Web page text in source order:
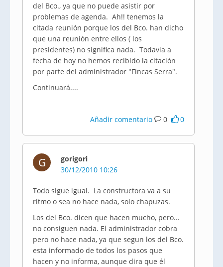
del Bco., ya que no puede asistir por
problemas de agenda. Ah!! tenemos la
citada reunión porque los del Bco. han dicho
que una reunión entre ellos ( los
presidentes) no significa nada. Todavia a
fecha de hoy no hemos recibido la citación
por parte del administrador "Fincas Serra".
Continuará....
Añadir comentario 0 0
G
gorigori
30/12/2010 10:26
Todo sigue igual. La constructora va a su
ritmo o sea no hace nada, solo chapuzas.
Los del Bco. dicen que hacen mucho, pero...
no consiguen nada. El administrador cobra
pero no hace nada, ya que segun los del Bco.
esta informado de todos los pasos que
hacen y no informa, aunque dira que él